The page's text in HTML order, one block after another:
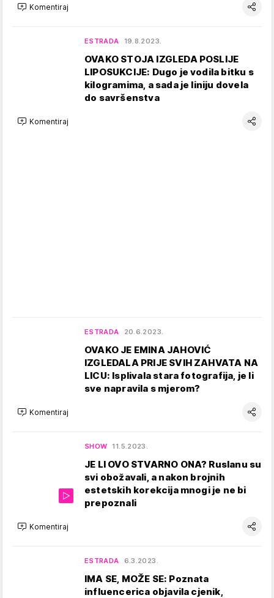
Komentiraj
ESTRADA 19.8.2023.
OVAKO STOJA IZGLEDA POSLIJE
LIPOSUKCIJE: Dugo je vodila bitku s
kilogramima, a sada je liniju dovela
do savršenstva
Komentiraj
ESTRADA 20.6.2023.
OVAKO JE EMINA JAHOVIĆ
IZGLEDALA PRIJE SVIH ZAHVATA NA
LICU: Isplivala stara fotografija, je li
sve napravila s mjerom?
Komentiraj
SHOW 11.5.2023.
JE LI OVO STVARNO ONA? Ruslanu su
svi obožavali, a nakon brojnih
estetskih korekcija mnogi je ne bi
prepoznali
Komentiraj
ESTRADA 6.3.2023.
IMA SE, MOŽE SE: Poznata
influencerica objavila cjenik,